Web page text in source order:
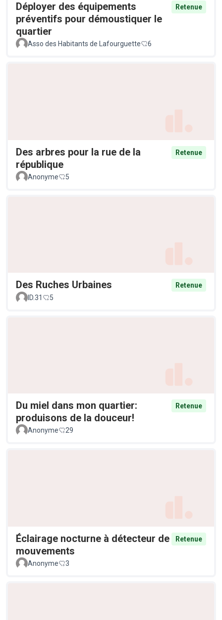
Déployer des équipements
préventifs pour démoustiquer le
quartier
Retenue
Asso des Habitants de Lafourguette 6
Des arbres pour la rue de la
république
Retenue
Anonyme 5
Des Ruches Urbaines
Retenue
ID.31
5
Du miel dans mon quartier:
produisons de la douceur!
Retenue
Anonyme 29
Éclairage nocturne à détecteur de
mouvements
Retenue
Anonyme 3